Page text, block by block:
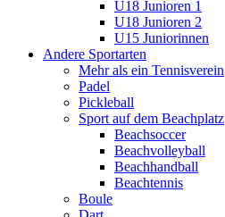
U18 Junioren 1
U18 Junioren 2
U15 Juniorinnen
Andere Sportarten
Mehr als ein Tennisverein
Padel
Pickleball
Sport auf dem Beachplatz
Beachsoccer
Beachvolleyball
Beachhandball
Beachtennis
Boule